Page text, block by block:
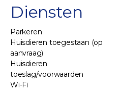
Diensten
Parkeren
Huisdieren toegestaan (op
aanvraag)
Huisdieren
toeslag/voorwaarden
Wi-Fi